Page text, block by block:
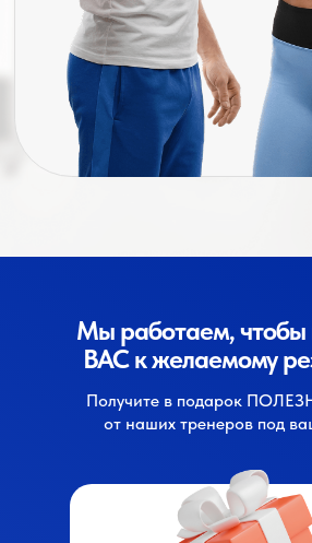
Получите в подарок
от наших тренеров под
Мы работаем, чтобы
ВАС к желаемому